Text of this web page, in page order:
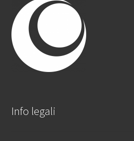
Info legali